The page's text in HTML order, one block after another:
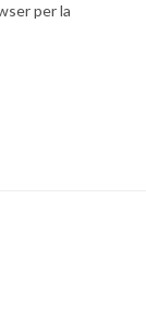
per la